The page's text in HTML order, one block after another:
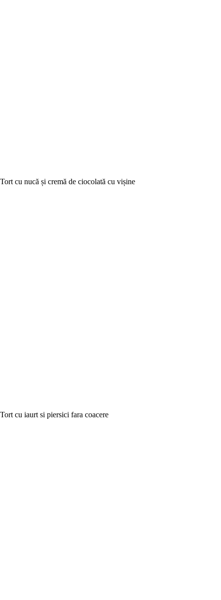
Tort cu nucă și cremă de ciocolată cu vișine
Tort cu iaurt si piersici fara coacere